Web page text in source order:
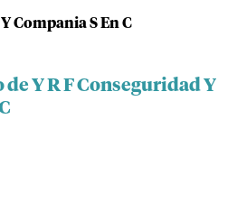
Compania S En C
Y R F Conseguridad Y